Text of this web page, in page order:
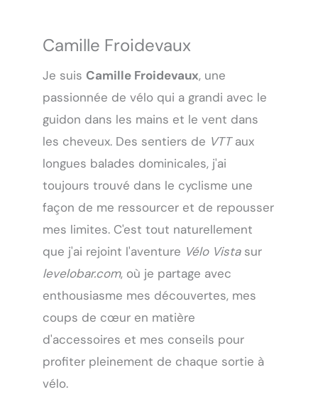
Camille Froidevaux
Je suis Camille Froidevaux, une
passionnée de vélo qui a grandi avec le
guidon dans les mains et le vent dans
les cheveux. Des sentiers de VTTaux
longues balades dominicales, j'ai
toujours trouvé dans le cyclisme une
façon de me ressourcer et de repousser
mes limites. C'est tout naturellement
que j'ai rejoint l'aventure Vélo Vistasur
levelobar.com, où je partage avec
enthousiasme mes découvertes, mes
coups de cœur en matière
d'accessoires et mes conseils pour
profiter pleinement de chaque sortie à
vélo.